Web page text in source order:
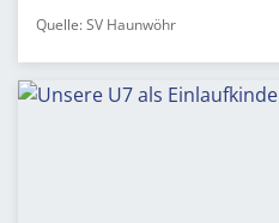
Quelle: SV Haunwöhr